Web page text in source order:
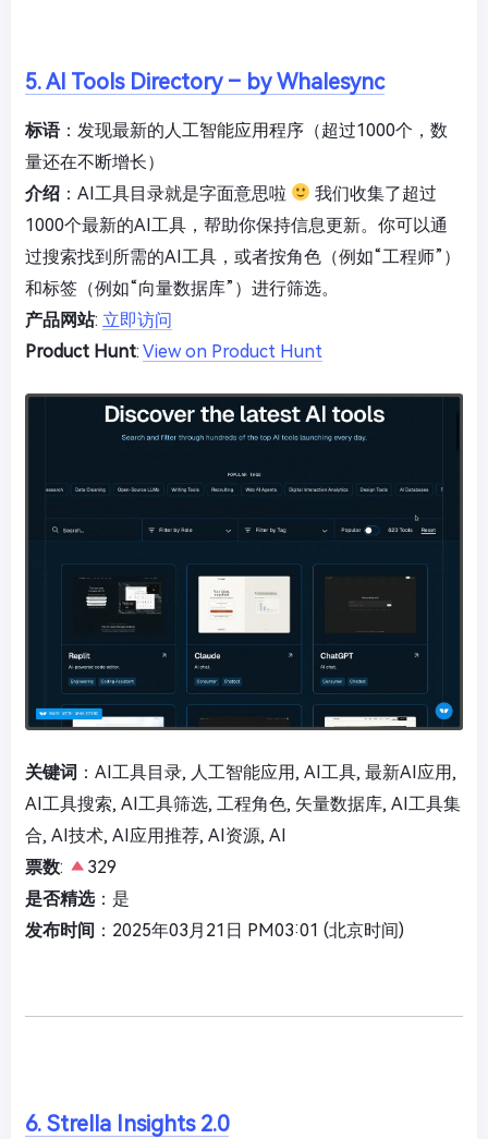
5. AI Tools Directory – by Whalesync
标语：发现最新的人工智能应用程序（超过1000个，数
量还在不断增长）
介绍 ：AI工具目录就是字面意思啦
我们收集了超过
1000个最新的AI工具，帮助你保持信息更新。你可以通
过搜索找到所需的AI工具，或者按角色（例如“工程师”）
和标签（例如“向量数据库”）进行筛选。
产品网站: 立即访问
Product Hunt: View on Product Hunt
关键词 ：AI工具目录, 人工智能应用, AI工具, 最新AI应用,
AI工具搜索, AI工具筛选, 工程角色, 矢量数据库, AI工具集
合, AI技术, AI应用推荐, AI资源, AI
票数:
329
是否精选：是
发布时间 ：2025年03月21日 PM03:01 (北京时间)
6. Strella Insights 2.0